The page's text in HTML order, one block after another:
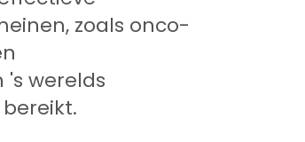
zoals onco-
's werelds